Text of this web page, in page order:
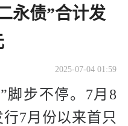
永债”合计发
2025-07-04 01:59
脚步不停。7月8
7月份以来首只